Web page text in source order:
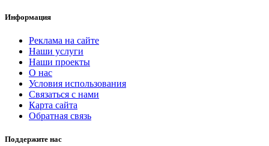
Информация
Реклама на сайте
Наши услуги
Наши проекты
О нас
Условия использования
Связаться с нами
Карта сайта
Обратная связь
Поддержите нас